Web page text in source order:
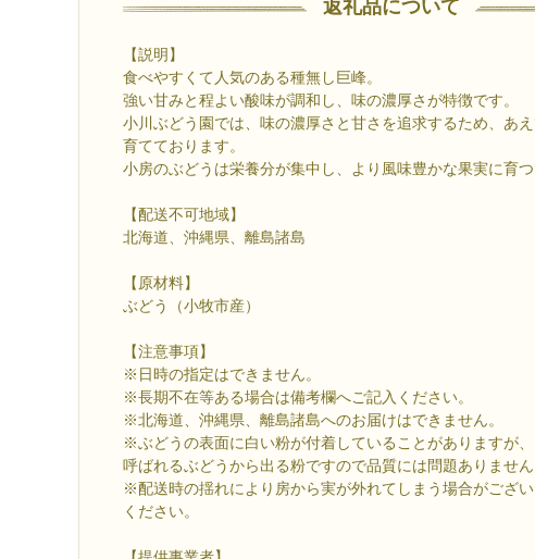
返礼品について
【説明】
食べやすくて人気のある種無し巨峰。
強い甘みと程よい酸味が調和し、味の濃厚さが特徴です。
小川ぶどう園では、味の濃厚さと甘さを追求するため、あ
育てております。
小房のぶどうは栄養分が集中し、より風味豊かな果実に育つ
【配送不可地域】
北海道、沖縄県、離島諸島
【原材料】
ぶどう（小牧市産）
【注意事項】
※日時の指定はできません。
※長期不在等ある場合は備考欄へご記入ください。
※北海道、沖縄県、離島諸島へのお届けはできません。
※ぶどうの表面に白い粉が付着していることがありますが
呼ばれるぶどうから出る粉ですので品質には問題ありません
※配送時の揺れにより房から実が外れてしまう場合がござ
ください。